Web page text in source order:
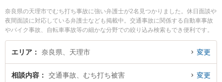
奈良県の天理市でむち打ち事故に強い弁護士が2名見つかりました。休日面談や
夜間面談に対応している弁護士なども掲載中。交通事故に関係する自動車事故
やバイク事故、自転車事故等の細かな分野での絞り込み検索もでき便利です。
特にフジイ法律事務所の藤井 茂久弁護士やフジイ法律事務所の加見 旬嗣弁護士
のプロフィール情報や弁護士費用、強みなどが注目されています。『天理市で
『初回相談無料でむち打ち事故を法律相談できる天理市内の弁護士に相談予約
エリア 奈良県、天理市 変更
相談内容 交通事故、むち打ち被害 変更